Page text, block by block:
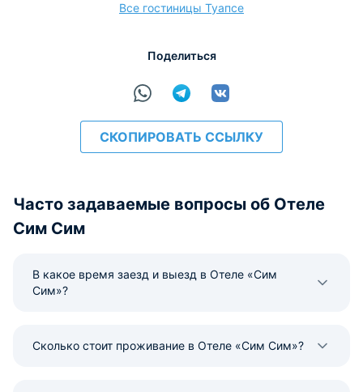
Все гостиницы Туапсе
Поделиться
СКОПИРОВАТЬ ССЫЛКУ
Часто задаваемые вопросы об Отеле
Сим Сим
В какое время заезд и выезд в Отеле «Сим
Сим»?
Сколько стоит проживание в Отеле «Сим Сим»?